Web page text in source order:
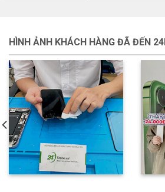
HÌNH ẢNH KHÁCH HÀNG ĐÃ ĐẾN